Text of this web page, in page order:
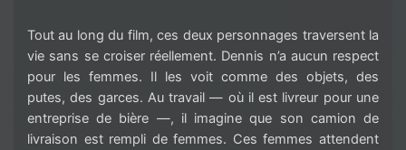
Tout au long du film, ces deux personnages traversent la
vie sans se croiser réellement. Dennis n’a aucun respect
pour les femmes. Il les voit comme des objets, des
putes, des garces. Au travail — où il est livreur pour une
entreprise de bière —, il imagine que son camion de
livraison est rempli de femmes. Ces femmes attendent